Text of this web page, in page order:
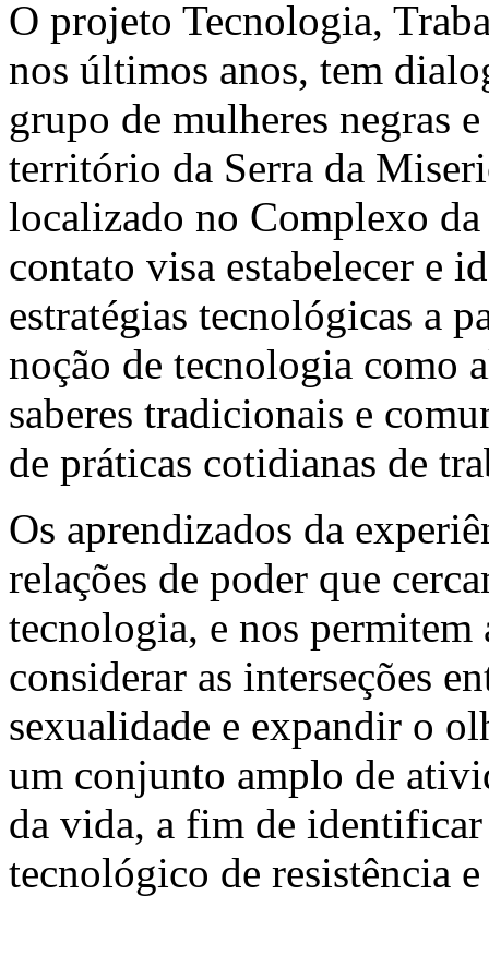
O projeto Tecnologia,
nos últimos anos, tem
grupo de mulheres negras
território da Serra da
localizado no Complexo da
contato visa estabelecer e
estratégias tecnológicas a
noção de tecnologia como
saberes tradicionais e
de práticas cotidianas de
Os aprendizados da
relações de poder que
tecnologia, e nos permitem
considerar as interseções
sexualidade e expandir o
um conjunto amplo de
da vida, a fim de
tecnológico de resistência